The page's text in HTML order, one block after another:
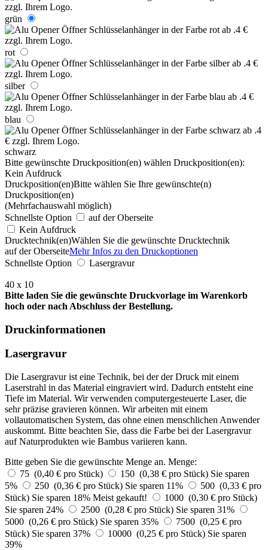
grün
rot
silber
blau
schwarz
Bitte gewünschte Druckposition(en) wählen Druckposition(en):
Kein Aufdruck
Druckposition(en)Bitte wählen Sie Ihre gewünschte(n)
Druckposition(en)
(Mehrfachauswahl möglich)
Schnellste Option
auf der Oberseite
Kein Aufdruck
Drucktechnik(en)Wählen Sie die gewünschte Drucktechnik
auf der OberseiteMehr Infos zu den Druckoptionen
Schnellste Option
Lasergravur
40 x 10
Bitte laden Sie die gewünschte Druckvorlage im Warenkorb
hoch oder nach Abschluss der Bestellung.
Druckinformationen
Lasergravur
Die Lasergravur ist eine Technik, bei der der Druck mit einem
Laserstrahl in das Material eingraviert wird. Dadurch entsteht eine
Tiefe im Material. Wir verwenden computergesteuerte Laser, die
sehr präzise gravieren können. Wir arbeiten mit einem
vollautomatischen System, das ohne einen menschlichen Anwender
auskommt. Bitte beachten Sie, dass die Farbe bei der Lasergravur
auf Naturprodukten wie Bambus variieren kann.
Bitte geben Sie die gewünschte Menge an. Menge:
75 (0,40 € pro Stück)
150 (0,38 € pro Stück) Sie sparen
5%
250 (0,36 € pro Stück) Sie sparen 11%
500 (0,33 € pro
Stück) Sie sparen 18% Meist gekauft!
1000 (0,30 € pro Stück)
Sie sparen 24%
2500 (0,28 € pro Stück) Sie sparen 31%
5000 (0,26 € pro Stück) Sie sparen 35%
7500 (0,25 € pro
Stück) Sie sparen 37% 10000 (0,25 € pro Stück) Sie sparen
39%